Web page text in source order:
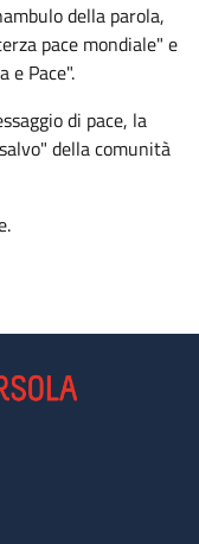
della parola,
pace mondiale" e
e Pace".
di pace, la
della comunità